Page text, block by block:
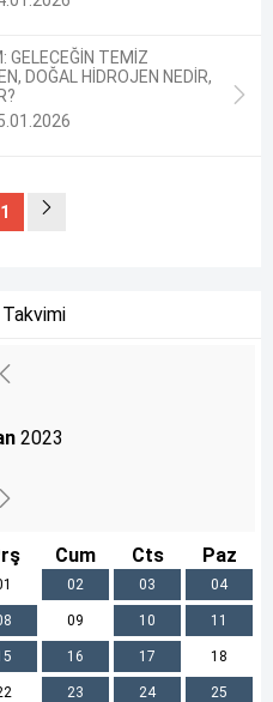
GELECEĞİN TEMİZ
DOĞAL HİDROJEN NEDİR,
1
2023
Cum Cts Paz
02 03 04
09 10 11
16 17 18
23 24 25